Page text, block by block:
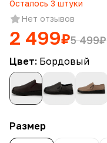
Осталось 3 штуки
Нет отзывов
2 499₽5 499₽
Цвет: Бордовый
Размер